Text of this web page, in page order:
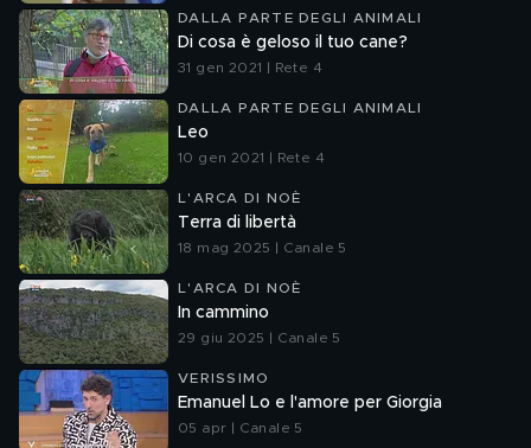
DALLA PARTE DEGLI ANIMALI
Di cosa è geloso il tuo cane?
31 gen 2021 | Rete 4
DALLA PARTE DEGLI ANIMALI
Leo
10 gen 2021 | Rete 4
L'ARCA DI NOÈ
Terra di libertà
18 mag 2025 | Canale 5
L'ARCA DI NOÈ
In cammino
29 giu 2025 | Canale 5
VERISSIMO
Emanuel Lo e l'amore per Giorgia
05 apr | Canale 5